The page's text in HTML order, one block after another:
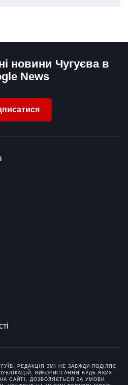
новини Чугуєва в
News
РЕДАКЦІЯ ЗМІ НЕ ЗАВЖДИ ПОДІЛЯЄ
ВИКОРИСТАННЯ БУДЬ-ЯКИХ
САЙТІ, ДОЗВОЛЯЄТЬСЯ ЗА УМОВИ